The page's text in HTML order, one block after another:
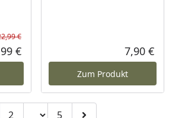
Rabatt in Prozent
Ursprünglicher Preis
€
Aktueller Preis
€ 7,90 €
Zum Produkt
2 Seitenzahl ändern
5